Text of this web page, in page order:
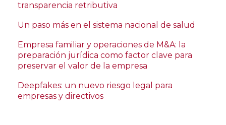
transparencia retributiva
Un paso más en el sistema nacional de salud
Empresa familiar y operaciones de M&A: la
preparación jurídica como factor clave para
preservar el valor de la empresa
Deepfakes: un nuevo riesgo legal para
empresas y directivos